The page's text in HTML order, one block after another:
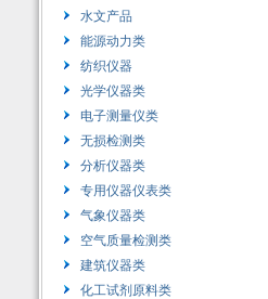
水文产品
能源动力类
纺织仪器
光学仪器类
电子测量仪类
无损检测类
分析仪器类
专用仪器仪表类
气象仪器类
空气质量检测类
建筑仪器类
化工试剂原料类